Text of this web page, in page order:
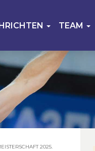
TEAM
2025.